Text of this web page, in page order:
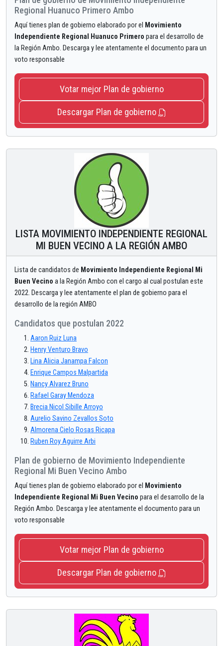
Regional Huanuco Primero Ambo
Aquí tienes plan de gobierno elaborado por el Movimiento
Independiente Regional Huanuco Primero para el desarrollo de
la Región Ambo. Descarga y lee atentamente el documento para un
voto responsable
Votar mejor Plan de gobierno
Descargar Plan de gobierno
LISTA MOVIMIENTO INDEPENDIENTE REGIONAL
MI BUEN VECINO A LA REGIÓN AMBO
Lista de candidatos de Movimiento Independiente Regional Mi
Buen Vecino a la Región Ambo con el cargo al cual postulan este
2022. Descarga y lee atentamente el plan de gobierno para el
desarrollo de la región AMBO
Candidatos que postulan 2022
Aaron Ruiz Luna
Henry Venturo Bravo
Lina Alicia Janampa Falcon
Enrique Campos Malpartida
Nancy Alvarez Bruno
Rafael Garay Mendoza
Brecia Nicol Sibille Arroyo
Aurelio Savino Zevallos Soto
Almorena Cielo Rosas Ricapa
Ruben Roy Aguirre Arbi
Plan de gobierno de Movimiento Independiente
Regional Mi Buen Vecino Ambo
Aquí tienes plan de gobierno elaborado por el Movimiento
Independiente Regional Mi Buen Vecino para el desarrollo de la
Región Ambo. Descarga y lee atentamente el documento para un
voto responsable
Votar mejor Plan de gobierno
Descargar Plan de gobierno